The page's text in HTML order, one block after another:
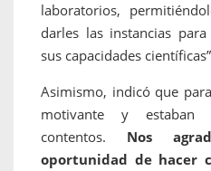
laboratorios,
darles las instancias
sus capacidades
Asimismo, indicó que
motivante y estaban
contentos. Nos
oportunidad de hacer